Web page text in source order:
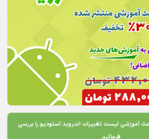
آموزشی لیست تغییرات اندروید استودیو را بررسی
فرمائید